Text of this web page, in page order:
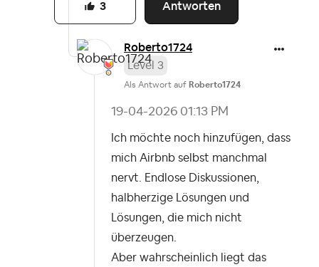
Antworten
3
Roberto1724
Level 3
Als Antwort auf Roberto1724
‎19-04-2026 01:13 PM
Ich möchte noch hinzufügen, dass
mich Airbnb selbst manchmal
nervt. Endlose Diskussionen,
halbherzige Lösungen und
Lösungen, die mich nicht
überzeugen.
Aber wahrscheinlich liegt das